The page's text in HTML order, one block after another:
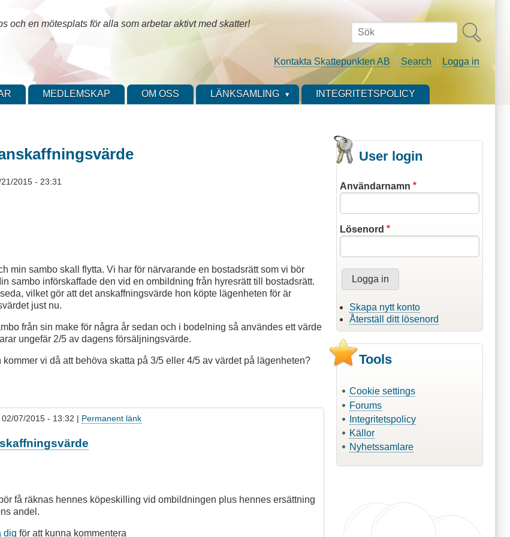
Sök
Kontakta Skattepunkten AB Search Logga in
och en mötesplats för alla som arbetar aktivt med skatter!
MEDLEMSKAP OM OSS LÄNKSAMLING INTEGRITETSPOLICY
2015 - 23:31
min sambo skall flytta. Vi har för närvarande en bostadsrätt som vi bör
sambo införskaffade den vid en ombildning från hyresrätt till bostadsrätt.
vilket gör att det anskaffningsvärde hon köpte lägenheten för är
just nu.
från sin make för några år sedan och i bodelning så användes ett värde
ungefär 2/5 av dagens försäljningsvärde.
vi då att behöva skatta på 3/5 eller 4/5 av värdet på lägenheten?
02/07/2015 - 13:32 | Permanent länk
få räknas hennes köpeskilling vid ombildningen plus hennes ersättning
andel.
dig för att kunna kommentera
User login
Användarnamn
Lösenord
Skapa nytt konto
Återställ ditt lösenord
Tools
Cookie settings
Forums
Integritetspolicy
Källor
Nyhetssamlare